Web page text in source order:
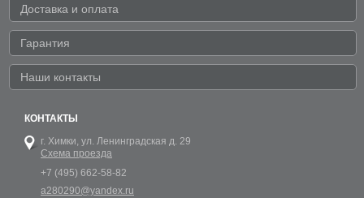
Доставка и оплата
Гарантия
Наши контакты
КОНТАКТЫ
г. Химки, ул. Ленинградская д. 29
Схема проезда
+7 (495) 662-58-82
a280290@yandex.ru